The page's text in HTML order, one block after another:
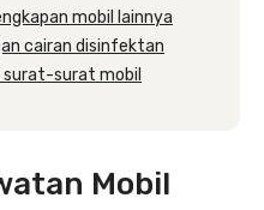
mobil lainnya
cairan disinfektan
surat-surat mobil
Mobil